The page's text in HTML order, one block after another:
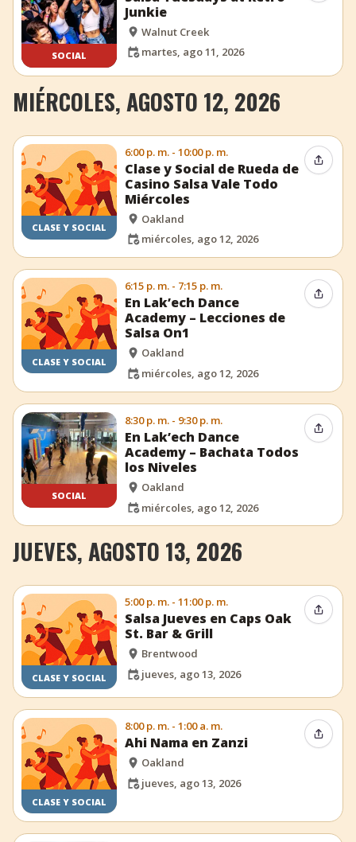
SOCIAL
Junkie
Walnut Creek
martes, ago 11, 2026
MIÉRCOLES, AGOSTO 12, 2026
CLASE Y SOCIAL
6:00 p. m. - 10:00 p. m.
Clase y Social de Rueda de
Casino Salsa Vale Todo
Miércoles
Oakland
miércoles, ago 12, 2026
CLASE Y SOCIAL
6:15 p. m. - 7:15 p. m.
En Lak’ech Dance
Academy – Lecciones de
Salsa On1
Oakland
miércoles, ago 12, 2026
SOCIAL
8:30 p. m. - 9:30 p. m.
En Lak’ech Dance
Academy – Bachata Todos
los Niveles
Oakland
miércoles, ago 12, 2026
JUEVES, AGOSTO 13, 2026
CLASE Y SOCIAL
5:00 p. m. - 11:00 p. m.
Salsa Jueves en Caps Oak
St. Bar & Grill
Brentwood
jueves, ago 13, 2026
CLASE Y SOCIAL
8:00 p. m. - 1:00 a. m.
Ahi Nama en Zanzi
Oakland
jueves, ago 13, 2026